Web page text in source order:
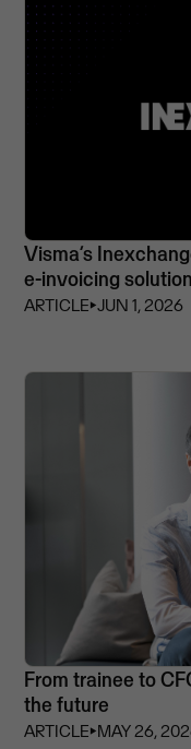
Visma’s
e-invoicing solution
ARTICLE⏵JUN 1, 2026
From trainee to
the future
ARTICLE⏵MAY 26,